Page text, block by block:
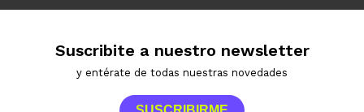
Suscribite a nuestro newsletter
y entérate de todas nuestras novedades